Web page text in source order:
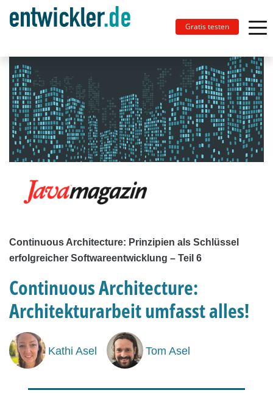
Gratis testen
Continuous Architecture: Prinzipien als Schlüssel
erfolgreicher Softwareentwicklung – Teil 6
Continuous Architecture:
Architekturarbeit umfasst alles!
Kathi Asel Tom Asel